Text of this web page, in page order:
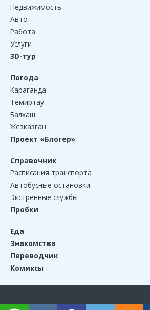
Недвижимость
Авто
Работа
Услуги
3D-тур
Погода
Караганда
Темиртау
Балхаш
Жезказган
Проект «Блогер»
Справочник
Расписания транспорта
Автобусные остановки
Экстренные службы
Пробки
Еда
Знакомства
Переводчик
Комиксы